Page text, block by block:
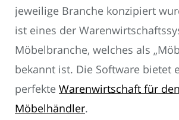
jeweilige Branche konzipiert
ist eines der
Möbelbranche, welches als
bekannt ist. Die Software bietet
perfekte Warenwirtschaft für den
Möbelhändler.